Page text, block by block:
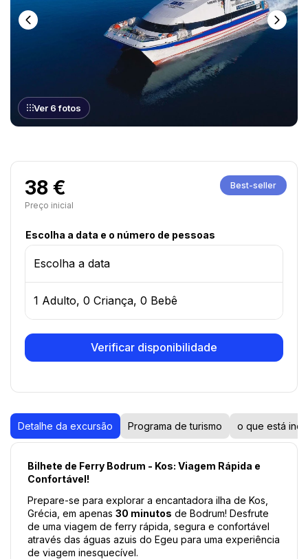
Ver 6 fotos
Best-seller
38 €
Preço inicial
Escolha a data e o número de pessoas
Escolha a data
1 Adulto, 0 Criança, 0 Bebê
Verificar disponibilidade
Detalhe da excursão Programa de turismo o que está
Bilhete de Ferry Bodrum - Kos: Viagem Rápida e
Confortável!
Prepare-se para explorar a encantadora ilha de Kos,
Grécia, em apenas 30 minutos de Bodrum! Desfrute
de uma viagem de ferry rápida, segura e confortável
através das águas azuis do Egeu para uma experiência
de viagem inesquecível.